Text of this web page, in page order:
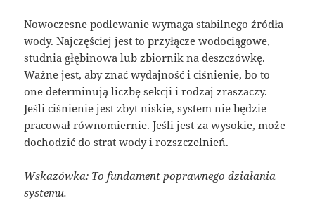
Nowoczesne podlewanie wymaga stabilnego źródła
wody. Najczęściej jest to przyłącze wodociągowe,
studnia głębinowa lub zbiornik na deszczówkę.
Ważne jest, aby znać wydajność i ciśnienie, bo to
one determinują liczbę sekcji i rodzaj zraszaczy.
Jeśli ciśnienie jest zbyt niskie, system nie będzie
pracował równomiernie. Jeśli jest za wysokie, może
dochodzić do strat wody i rozszczelnień.
Wskazówka: To fundament poprawnego działania
systemu.